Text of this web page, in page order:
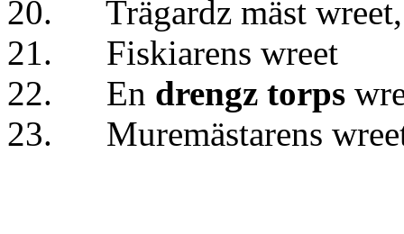
20. Trägardz mäst
21. Fiskiarens
22. En drengz torps
23.